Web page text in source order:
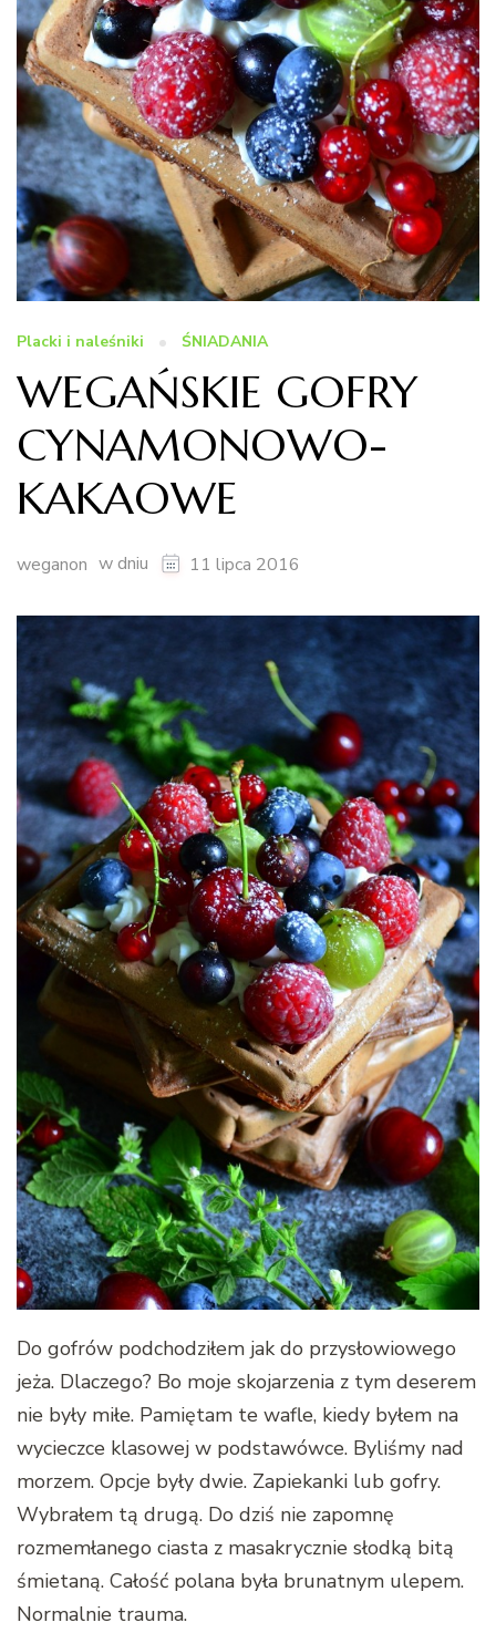
Placki i naleśniki ŚNIADANIA
WEGAŃSKIE GOFRY
CYNAMONOWO-
KAKAOWE
weganon w dniu 11 lipca 2016
Do gofrów podchodziłem jak do przysłowiowego
jeża. Dlaczego? Bo moje skojarzenia z tym deserem
nie były miłe. Pamiętam te wafle, kiedy byłem na
wycieczce klasowej w podstawówce. Byliśmy nad
morzem. Opcje były dwie. Zapiekanki lub gofry.
Wybrałem tą drugą. Do dziś nie zapomnę
rozmemłanego ciasta z masakrycznie słodką bitą
śmietaną. Całość polana była brunatnym ulepem.
Normalnie trauma.